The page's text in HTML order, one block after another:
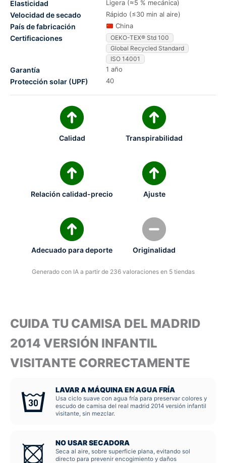
Elasticidad Ligera (≈5 % mecánica)
Velocidad de secado Rápido (≤30 min al aire)
País de fabricación China
Certificaciones
OEKO-TEX® Std 100
Global Recycled Standard
ISO 14001
Garantía 1 año
Protección solar (UPF) 40
Calidad Transpirabilidad
Relación calidad-precio Ajuste
Adecuado para deporte Originalidad
Generado con IA a partir de 236 valoraciones en 5 tiendas
CUIDA TU CAMISA DEL MADRID
2014 VERSIÓN INFANTIL
VISITANTE CORRECTAMENTE
LAVAR A MÁQUINA EN AGUA FRÍA
Usa ciclo suave con agua fría para preservar colores y
escudo de camisa del real madrid 2014 versión infantil
visitante, sin mezclar.
NO USAR SECADORA
Seca al aire, sobre superficie plana, evitando sol
directo para prevenir encogimiento y daños